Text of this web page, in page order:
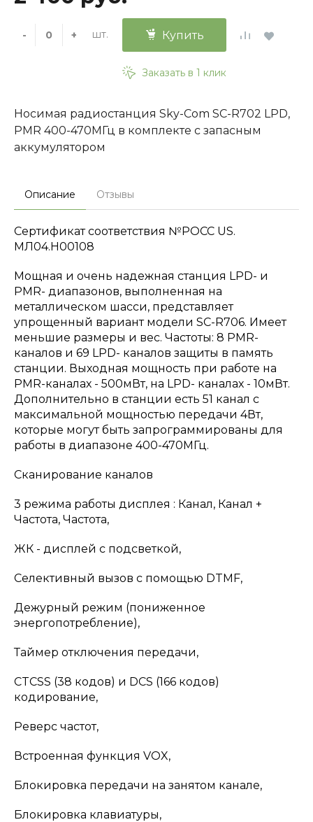
- + шт. Купить
Заказать в 1 клик
Носимая радиостанция Sky-Com SC-R702 LPD,
PMR 400-470МГц в комплекте с запасным
аккумулятором
Описание Отзывы
Сертификат соответствия №РОСС US.
МЛ04.Н00108
Мощная и очень надежная станция LPD- и
PMR- диапазонов, выполненная на
металлическом шасси, представляет
упрощенный вариант модели SC-R706. Имеет
меньшие размеры и вес. Частоты: 8 PMR-
каналов и 69 LPD- каналов защиты в память
станции. Выходная мощность при работе на
PMR-каналах - 500мВт, на LPD- каналах - 10мВт.
Дополнительно в станции есть 51 канал с
максимальной мощностью передачи 4Вт,
которые могут быть запрограммированы для
работы в диапазоне 400-470МГц.
Сканирование каналов
3 режима работы дисплея : Канал, Канал +
Частота, Частота,
ЖК - дисплей с подсветкой,
Селективный вызов с помощью DTMF,
Дежурный режим (пониженное
энергопотребление),
Таймер отключения передачи,
CTCSS (38 кодов) и DCS (166 кодов)
кодирование,
Реверс частот,
Встроенная функция VOX,
Блокировка передачи на занятом канале,
Блокировка клавиатуры,